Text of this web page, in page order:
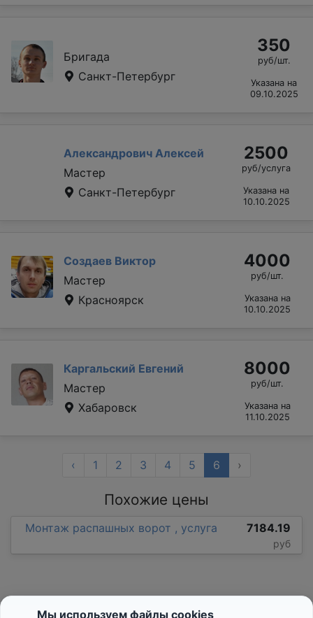
Бригада
Санкт-Петербург
350
руб/шт.
Указана на
09.10.2025
Александрович Алексей
Мастер
Санкт-Петербург
2500
руб/услуга
Указана на
10.10.2025
Создаев Виктор
Мастер
Красноярск
4000
руб/шт.
Указана на
10.10.2025
Каргальский Евгений
Мастер
Хабаровск
8000
руб/шт.
Указана на
11.10.2025
‹ 1 2 3 4 5 6 ›
Похожие цены
Монтаж распашных ворот , услуга 7184.19
руб
Мы используем файлы cookies